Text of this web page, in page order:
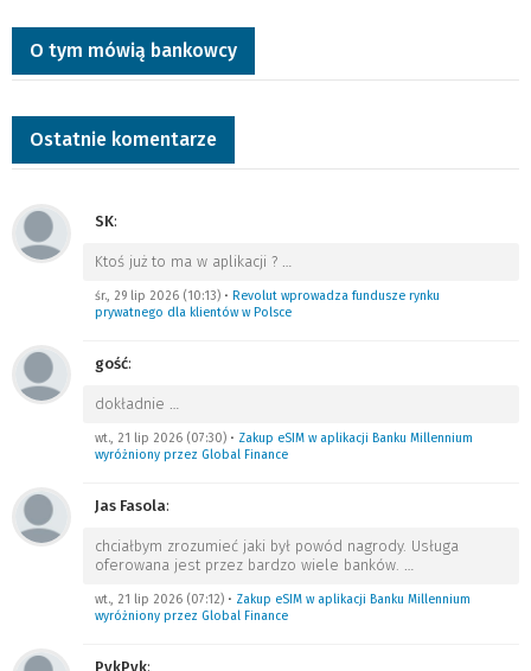
O tym mówią bankowcy
Ostatnie komentarze
SK:
Ktoś już to ma w aplikacji ? …
śr., 29 lip 2026 (10:13) • Revolut wprowadza fundusze rynku
prywatnego dla klientów w Polsce
gość:
dokładnie …
wt., 21 lip 2026 (07:30) • Zakup eSIM w aplikacji Banku Millennium
wyróżniony przez Global Finance
Jas Fasola:
chciałbym zrozumieć jaki był powód nagrody. Usługa
oferowana jest przez bardzo wiele banków. …
wt., 21 lip 2026 (07:12) • Zakup eSIM w aplikacji Banku Millennium
wyróżniony przez Global Finance
PykPyk: